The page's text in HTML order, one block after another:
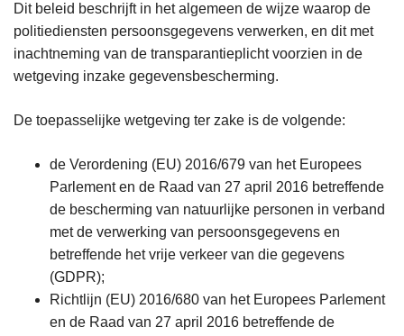
Dit beleid beschrijft in het algemeen de wijze waarop de
politiediensten persoonsgegevens verwerken, en dit met
inachtneming van de transparantieplicht voorzien in de
wetgeving inzake gegevensbescherming.
De toepasselijke wetgeving ter zake is de volgende:
de Verordening (EU) 2016/679 van het Europees
Parlement en de Raad van 27 april 2016 betreffende
de bescherming van natuurlijke personen in verband
met de verwerking van persoonsgegevens en
betreffende het vrije verkeer van die gegevens
(GDPR);
Richtlijn (EU) 2016/680 van het Europees Parlement
en de Raad van 27 april 2016 betreffende de